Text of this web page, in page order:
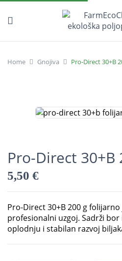
Home Gnojiva Pro-Direct 30+B
Pro-Direct 30+B
5,50 €
Pro-Direct 30+B 200 g
profesionalni uzgoj. Sadrži
oplodnju i stabilan razvoj